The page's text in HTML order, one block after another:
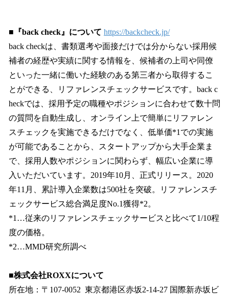
■『back check』について https://backcheck.jp/
back checkは、書類選考や面接だけでは分からない採用候
補者の経歴や実績に関する情報を、候補者の上司や同僚
といった一緒に働いた経験のある第三者から取得するこ
とができる、リファレンスチェックサービスです。back c
heckでは、採用予定の職種やポジションに合わせて数十問
の質問を自動生成し、オンライン上で簡単にリファレン
スチェックを実施できるだけでなく、低単価*1での実施
が可能であることから、スタートアップから大手企業ま
で、採用人数やポジションに関わらず、幅広い企業に導
入いただいています。2019年10月、正式リリース。2020
年11月、累計導入企業数は500社を突破。リファレンスチ
ェックサービス総合満足度No.1獲得*2。
*1…従来のリファレンスチェックサービスと比べて1/10程
度の価格。
*2…MMD研究所調べ
■株式会社ROXXについて
所在地：〒107-0052 東京都港区赤坂2-14-27 国際新赤坂ビ